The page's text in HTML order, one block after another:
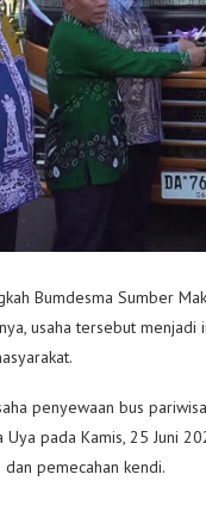
Bumdesma Sumber
usaha tersebut
penyewaan bus
pada Kamis, 25 Juni
pemecahan kendi.